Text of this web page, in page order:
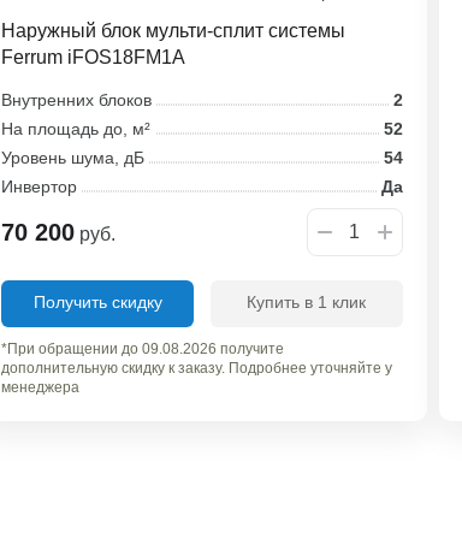
Наружный блок мульти-сплит системы
Ferrum iFOS18FM1A
Внутренних блоков
2
На площадь до, м²
52
Уровень шума, дБ
54
Инвертор
Да
70 200 руб.
Получить скидку Купить в 1 клик
*При обращении до 09.08.2026 получите
дополнительную скидку к заказу. Подробнее уточняйте у
менеджера